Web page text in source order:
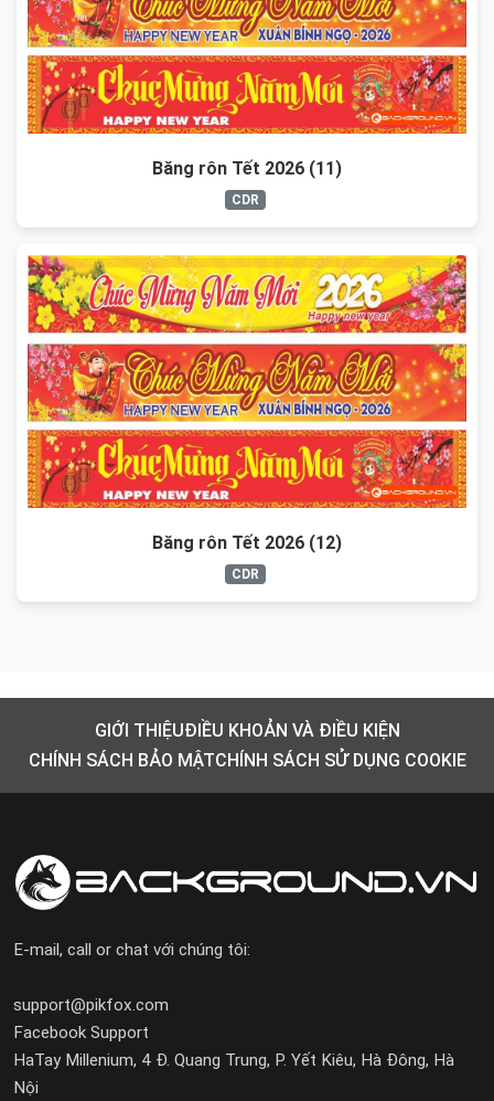
Băng rôn Tết 2026 (11)
CDR
Băng rôn Tết 2026 (12)
CDR
GIỚI THIỆUĐIỀU KHOẢN VÀ ĐIỀU KIỆN
CHÍNH SÁCH BẢO MẬTCHÍNH SÁCH SỬ DỤNG COOKIE
E-mail, call or chat với chúng tôi:
support@pikfox.com
Facebook Support
HaTay Millenium, 4 Đ. Quang Trung, P. Yết Kiêu, Hà Đông, Hà
Nội